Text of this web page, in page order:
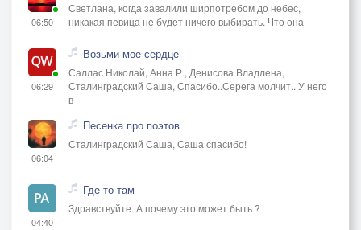
06:50
Светлана, когда завалили ширпотребом до небес,
никакая певица не будет ничего выбирать. Что она
06:29
Возьми мое сердце
Саллас Николай, Анна Р., Денисова Владлена,
Сталинградский Саша, Спасибо..Серега молчит.. У него
в
06:04
Песенка про поэтов
Сталинградский Саша, Саша спасибо!
04:40
Где то там
Здравствуйте. А почему это может быть ?